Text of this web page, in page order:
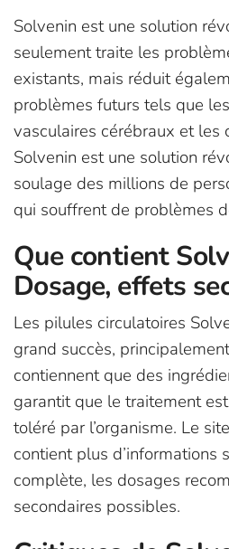
Solvenin est une solution
seulement traite les
existants, mais réduit
problèmes futurs tels que
vasculaires cérébraux et les
Solvenin est une solution
soulage des millions de
qui souffrent de problèmes
Que contient
Dosage, effets
Les pilules circulatoires
grand succès,
contiennent que des
garantit que le traitement
toléré par l’organisme. Le
contient plus d’informations
complète, les dosages
secondaires possibles.